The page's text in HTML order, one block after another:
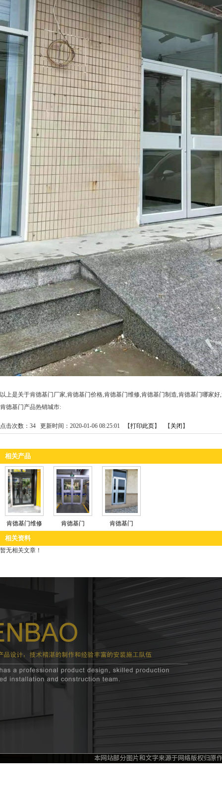
以上是关于肯德基门厂家,肯德基门价格,肯德基门维修,肯德基门制造,肯德基门哪家
肯德基门产品热销城市:
点击次数： 34 更新时间：2020-01-06 08:25:01 【打印此页】 【 关闭 】
相关产品
肯德基门维修 肯德基门 肯德基门
相关资料
暂无相关文章！